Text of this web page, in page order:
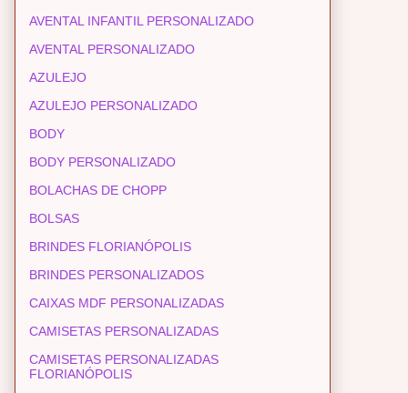
AVENTAL INFANTIL PERSONALIZADO
AVENTAL PERSONALIZADO
AZULEJO
AZULEJO PERSONALIZADO
BODY
BODY PERSONALIZADO
BOLACHAS DE CHOPP
BOLSAS
BRINDES FLORIANÓPOLIS
BRINDES PERSONALIZADOS
CAIXAS MDF PERSONALIZADAS
CAMISETAS PERSONALIZADAS
CAMISETAS PERSONALIZADAS
FLORIANÓPOLIS